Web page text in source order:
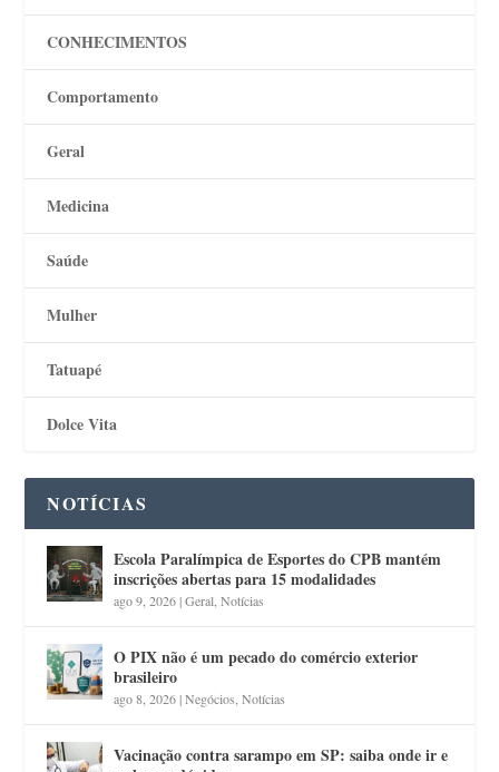
CONHECIMENTOS
Comportamento
Geral
Medicina
Saúde
Mulher
Tatuapé
Dolce Vita
NOTÍCIAS
Escola Paralímpica de Esportes do CPB mantém
inscrições abertas para 15 modalidades
ago 9, 2026|Geral ,Notícias
O PIX não é um pecado do comércio exterior
brasileiro
ago 8, 2026|Negócios ,Notícias
Vacinação contra sarampo em SP: saiba onde ir e